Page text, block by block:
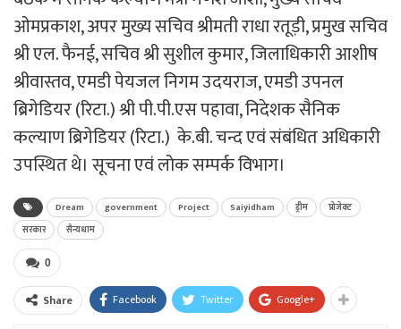
ओमप्रकाश, अपर मुख्य सचिव श्रीमती राधा रतूड़ी, प्रमुख सचिव
श्री एल. फैनई, सचिव श्री सुशील कुमार, जिलाधिकारी आशीष
श्रीवास्तव, एमडी पेयजल निगम उदयराज, एमडी उपनल
ब्रिगेडियर (रिटा.) श्री पी.पी.एस पहावा, निदेशक सैनिक
कल्याण ब्रिगेडियर (रिटा.) के.बी. चन्द एवं संबंधित अधिकारी
उपस्थित थे। सूचना एवं लोक सम्पर्क विभाग।
Dream government Project Saiyidham ड्रीम
प्रोजेक्ट
सरकार
सैन्यधाम
0
Share Facebook Twitter Google+